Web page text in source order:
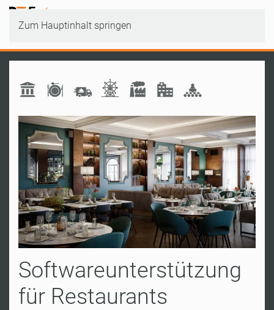
Zum Hauptinhalt springen
Softwareunterstützung
für Restaurants